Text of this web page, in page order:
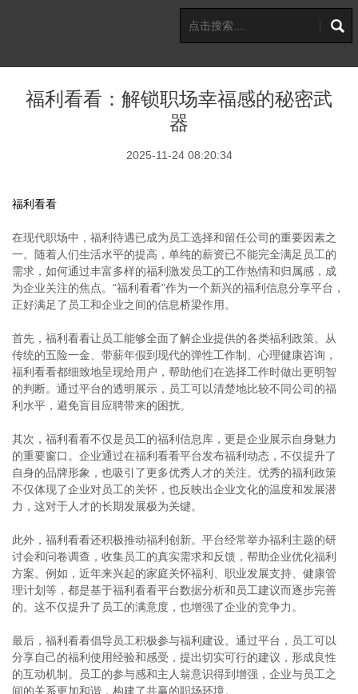
福利看看：解锁职场幸福感的秘密武
器
2025-11-24 08:20:34
福利看看
在现代职场中，福利待遇已成为员工选择和留任公司的重要因素之
一。随着人们生活水平的提高，单纯的薪资已不能完全满足员工的
需求，如何通过丰富多样的福利激发员工的工作热情和归属感，成
为企业关注的焦点。“福利看看”作为一个新兴的福利信息分享平台，
正好满足了员工和企业之间的信息桥梁作用。
首先，福利看看让员工能够全面了解企业提供的各类福利政策。从
传统的五险一金、带薪年假到现代的弹性工作制、心理健康咨询，
福利看看都细致地呈现给用户，帮助他们在选择工作时做出更明智
的判断。通过平台的透明展示，员工可以清楚地比较不同公司的福
利水平，避免盲目应聘带来的困扰。
其次，福利看看不仅是员工的福利信息库，更是企业展示自身魅力
的重要窗口。企业通过在福利看看平台发布福利动态，不仅提升了
自身的品牌形象，也吸引了更多优秀人才的关注。优秀的福利政策
不仅体现了企业对员工的关怀，也反映出企业文化的温度和发展潜
力，这对于人才的长期发展极为关键。
此外，福利看看还积极推动福利创新。平台经常举办福利主题的研
讨会和问卷调查，收集员工的真实需求和反馈，帮助企业优化福利
方案。例如，近年来兴起的家庭关怀福利、职业发展支持、健康管
理计划等，都是基于福利看看平台数据分析和员工建议而逐步完善
的。这不仅提升了员工的满意度，也增强了企业的竞争力。
最后，福利看看倡导员工积极参与福利建设。通过平台，员工可以
分享自己的福利使用经验和感受，提出切实可行的建议，形成良性
的互动机制。员工的参与感和主人翁意识得到增强，企业与员工之
间的关系更加和谐，构建了共赢的职场环境。